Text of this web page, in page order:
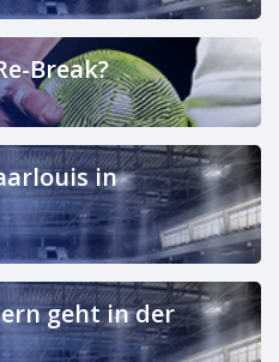
Break?
in
geht in der